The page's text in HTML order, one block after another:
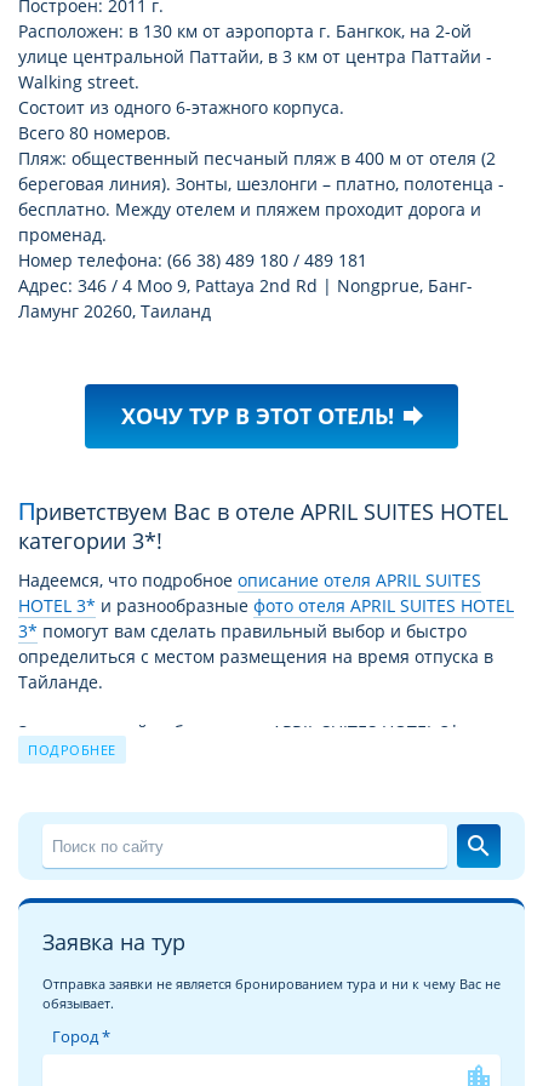
Построен: 2011 г.
Расположен: в 130 км от аэропорта г. Бангкок, на 2-ой
улице центральной Паттайи, в 3 км от центра Паттайи -
Walking street.
Состоит из одного 6-этажного корпуса.
Всего 80 номеров.
Пляж: общественный песчаный пляж в 400 м от отеля (2
береговая линия). Зонты, шезлонги – платно, полотенца -
бесплатно. Между отелем и пляжем проходит дорога и
променад.
Номер телефона: (66 38) 489 180 / 489 181
Адрес: 346 / 4 Moo 9, Pattaya 2nd Rd | Nongprue, Банг-
Ламунг 20260, Таиланд
ХОЧУ ТУР В ЭТОТ ОТЕЛЬ! forward
Приветствуем Вас в отеле APRIL SUITES HOTEL
категории 3*!
Надеемся, что подробное описание отеля APRIL SUITES
HOTEL 3* и разнообразные фото отеля APRIL SUITES HOTEL
3* помогут вам сделать правильный выбор и быстро
определиться с местом размещения на время отпуска в
Тайланде.
За время своей работы отель APRIL SUITES HOTEL 3*
принял уже немало отдыхающих. Причиной этому не
для отдыха, но и выгодное для туристов сочетание цены –
качества. Благодаря этому путевка в APRIL SUITES HOTEL 3*
из года в год продолжает пользоваться спросом.
Чудесный отдых в отеле APRIL SUITES HOTEL 3* на курорте
Центральная Паттайя
решение для экономных, поскольку соотношение цена/
качество и уровень сервиса в отеле APRIL SUITES HOTEL 3*
полностью соответствуют уровню 3 звезды. Вообще,
обширная отельная база в Тайланде поражает
воображение и удовлетворит спрос любого клиента с
ПОДРОБНЕЕ
search
Заявка на тур
Отправка заявки не является бронированием тура и ни к чему Вас не
обязывает.
Город *
location_city